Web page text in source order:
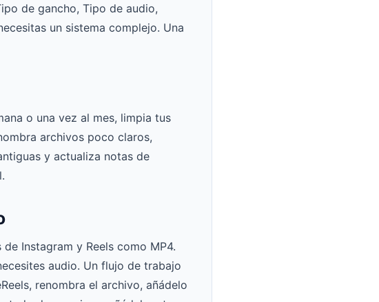
de gancho, Tipo de audio,
un sistema complejo. Una
o una vez al mes, limpia tus
archivos poco claros,
y actualiza notas de
Instagram y Reels como MP4.
audio. Un flujo de trabajo
renombra el archivo, añádelo